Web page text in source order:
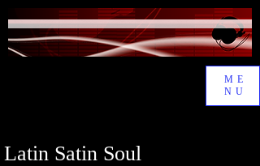
Latin Satin Soul
ME
NU